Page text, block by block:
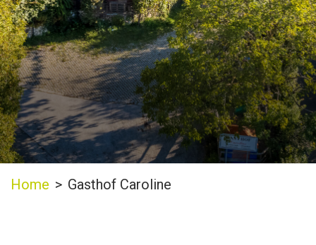
Home > Gasthof Caroline